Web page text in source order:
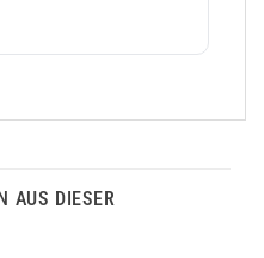
AUS DIESER